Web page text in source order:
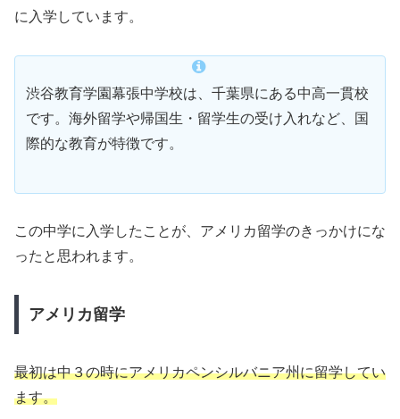
に入学しています。
渋谷教育学園幕張中学校は、千葉県にある中高一貫校
です。海外留学や帰国生・留学生の受け入れなど、国
際的な教育が特徴です。
この中学に入学したことが、アメリカ留学のきっかけにな
ったと思われます。
アメリカ留学
最初は中３の時にアメリカペンシルバニア州に留学してい
ます。